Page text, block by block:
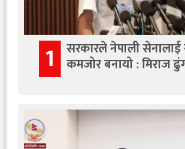
1 सरकारले नेपाली सेनालाई
कमजोर बनायो : मिराज